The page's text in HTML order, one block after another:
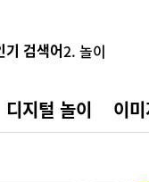
기 검색어2. 놀이
5. 동물
6. 수박
디지털 놀이 이